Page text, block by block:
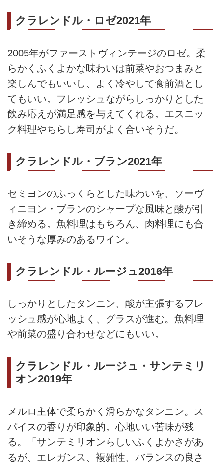
クラレンドル・ロゼ2021年
2005年がファーストヴィンテージのロゼ。柔
らかくふくよかな味わいは前菜やおつまみと
楽しんでもいいし、よく冷やして食前酒とし
てもいい。フレッシュながらしっかりとした
飲み応えが満足感を与えてくれる。エスニッ
ク料理やちらし寿司がよく合いそうだ。
クラレンドル・ブラン2021年
セミヨンのふっくらとした味わいを、ソーヴ
ィニヨン・ブランのシャープな風味と酸が引
き締める。魚料理はもちろん、肉料理にも合
いそうな厚みのあるワイン。
クラレンドル・ルージュ2016年
しっかりとしたタンニン、酸が主張するフレ
ッシュ感が心地よく、グラスが進む。魚料理
や前菜の盛り合わせなどにもいい。
クラレンドル・ルージュ・サンテミリ
オン2019年
メルロ主体で柔らかく滑らかなタンニン。ス
パイスの香りが印象的。心地いい苦味が残
る。「サンテミリオンらしいふくよかさがあ
るが、エレガンス、複雑性、バランスの良さ